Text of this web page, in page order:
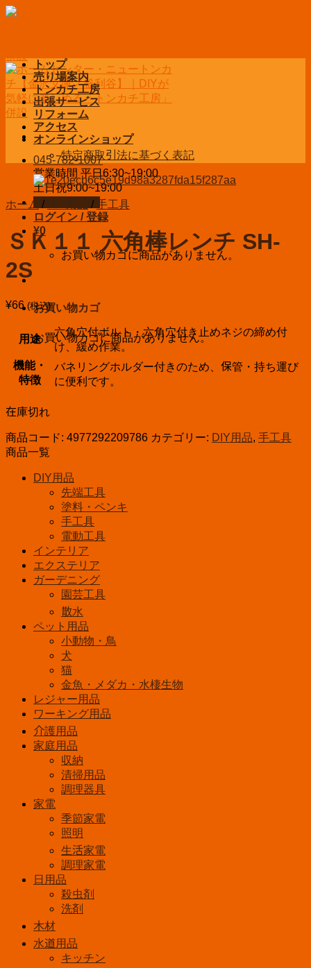
Skip
045-782-1007
営業時間 平日6:30~19:00
土日祝9:00~19:00
お問い合わせ
ログイン / 登録
¥0
お買い物カゴに商品がありません。
お買い物カゴ
お買い物カゴに商品がありません。
トップ
売り場案内
トンカチ工房
出張サービス
リフォーム
アクセス
オンラインショップ
特定商取引法に基づく表記
ホーム / / 手工具
ＳＫ１１ 六角棒レンチ SH-
2S
¥66 (税込)
用途
六角穴付ボルト・六角穴付き止めネジの締め付
け、緩め作業。
機能・
特徴
バネリングホルダー付きのため、保管・持ち運び
に便利です。
在庫切れ
商品コード: 4977292209786 カテゴリー: DIY用品, 手工具
商品一覧
DIY用品
先端工具
塗料・ペンキ
手工具
電動工具
インテリア
エクステリア
ガーデニング
園芸工具
散水
ペット用品
小動物・鳥
犬
猫
金魚・メダカ・水棲生物
レジャー用品
ワーキング用品
介護用品
家庭用品
収納
清掃用品
調理器具
家電
季節家電
照明
生活家電
調理家電
日用品
殺虫剤
洗剤
木材
水道用品
キッチン